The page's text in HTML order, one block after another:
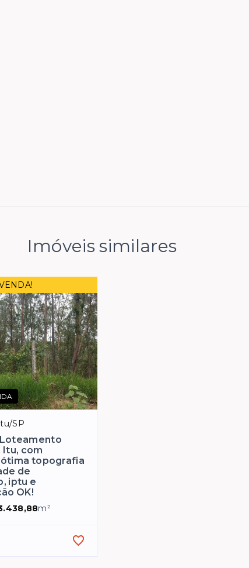
Imóveis similares
SP
Itu, com
ótima topografia
de
iptu e
OK!
m²